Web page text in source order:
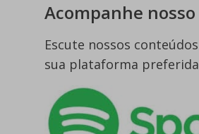
Acompanhe nosso
Escute nossos
sua plataforma